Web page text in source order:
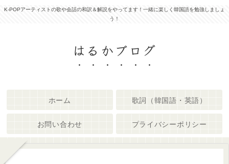
K-POPアーティストの歌や会話の和訳＆解説をやってます！一緒に楽しく韓国語を勉強しましょ
う！
はるかブログ
ホーム 歌詞（韓国語・英語）
お問い合わせ プライバシーポリシー